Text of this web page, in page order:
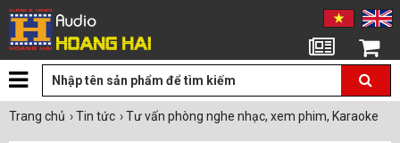
Giỏ hàng
Trang chủ ›Tin tức ›Tư vấn phòng nghe nhạc, xem phim, Karaoke